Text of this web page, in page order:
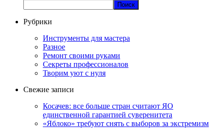
Поиск
Рубрики
Инструменты для мастера
Разное
Ремонт своими руками
Секреты профессионалов
Творим уют с нуля
Свежие записи
Косачев: все больше стран считают ЯО
единственной гарантией суверенитета
«Яблоко» требуют снять с выборов за экстремизм